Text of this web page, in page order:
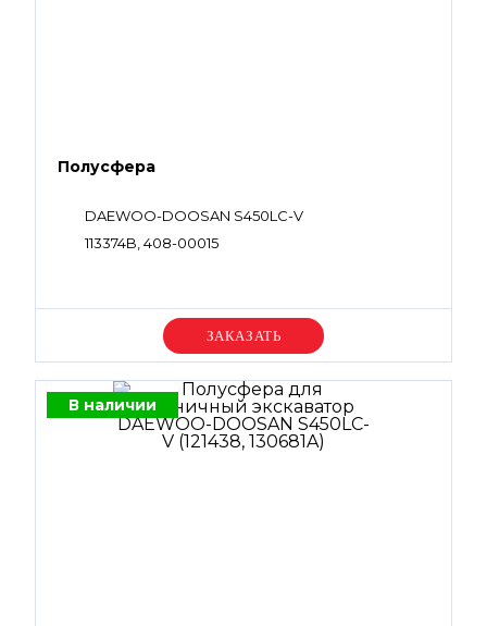
Полусфера
DAEWOO-DOOSAN S450LC-V
113374B, 408-00015
Уточняйте цену
В наличии